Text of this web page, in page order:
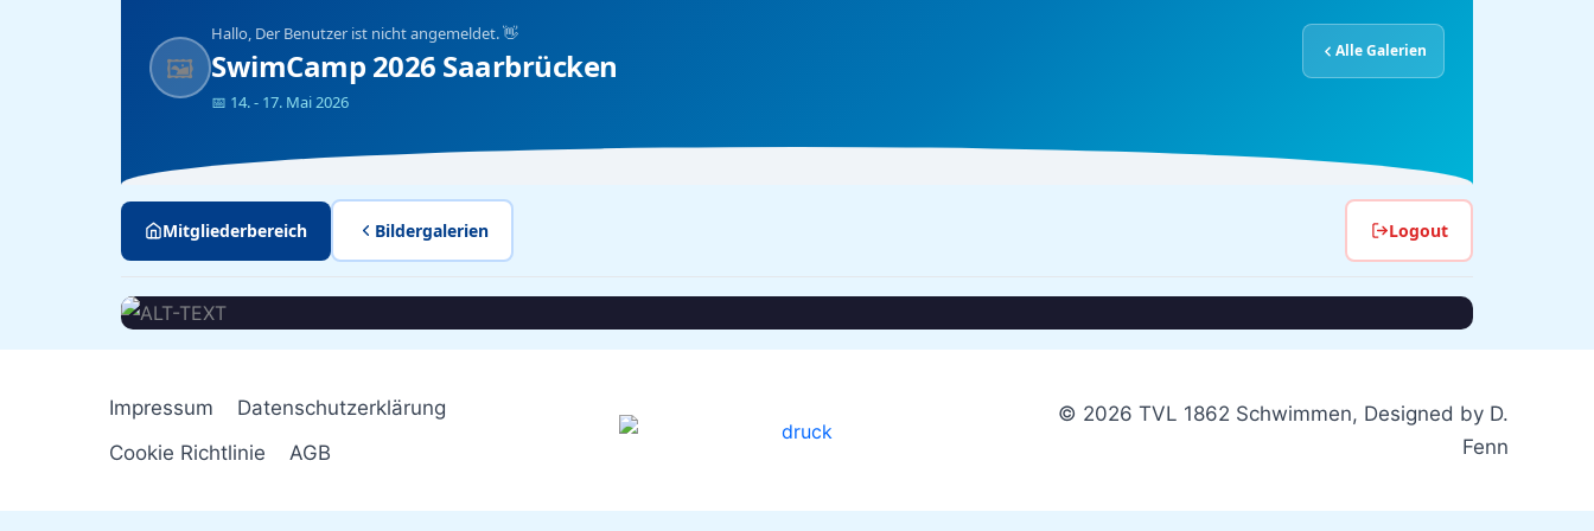
🖼️
Hallo, Der Benutzer ist nicht angemeldet.👋
SwimCamp 2026 Saarbrücken
📅 14. - 17. Mai 2026
Alle Galerien
Mitgliederbereich Bildergalerien Logout
Impressum
Datenschutzerklärung
Cookie Richtlinie
AGB
© 2026 TVL 1862 Schwimmen, Designed by D.
Fenn